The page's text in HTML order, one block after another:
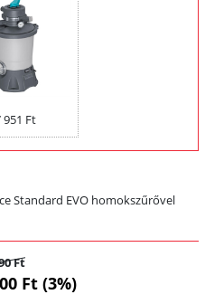
951 Ft
Standard EVO homokszűrővel
Ft
Ft (3%)